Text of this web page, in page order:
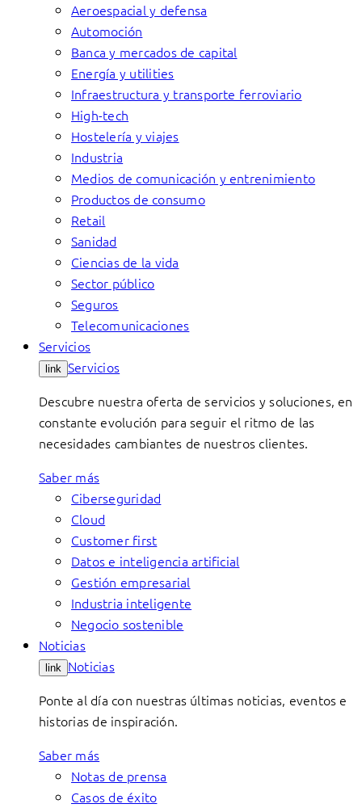
Aeroespacial y defensa
Automoción
Banca y mercados de capital
Energía y utilities
Infraestructura y transporte ferroviario
High-tech
Hostelería y viajes
Industria
Medios de comunicación y entrenimiento
Productos de consumo
Retail
Sanidad
Ciencias de la vida
Sector público
Seguros
Telecomunicaciones
Servicios
link Servicios
Descubre nuestra oferta de servicios y soluciones, en
constante evolución para seguir el ritmo de las
necesidades cambiantes de nuestros clientes.
Saber más
Ciberseguridad
Cloud
Customer first
Datos e inteligencia artificial
Gestión empresarial
Industria inteligente
Negocio sostenible
Noticias
link Noticias
Ponte al día con nuestras últimas noticias, eventos e
historias de inspiración.
Saber más
Notas de prensa
Casos de éxito